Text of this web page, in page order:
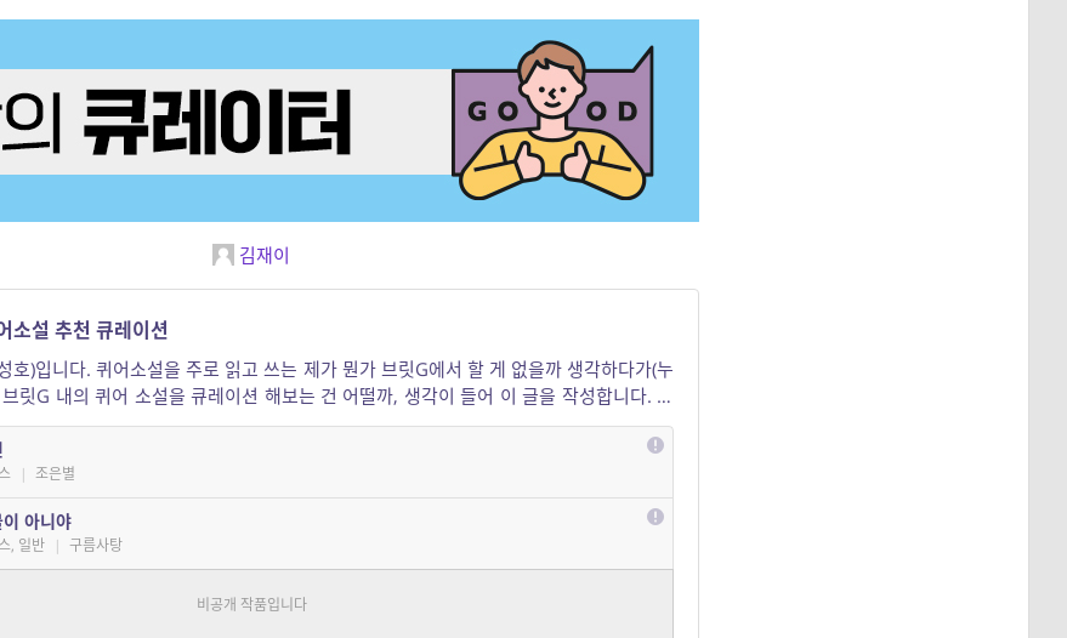
김재이
소설 추천 큐레이션
호)입니다. 퀴어소설을 주로 읽고 쓰는 제가 뭔가 브릿G에서 할 게 없을까 생각하다가(누
릿G 내의 퀴어 소설을 큐레이션 해보는 건 어떨까, 생각이 들어 이 글을 작성합니다. 매
세요. 감사합니다. 퀴어의 본래 의미처럼, 같이 이상해져 봐요, 우리!
| 조은별
아니야
, 일반 | 구름사탕